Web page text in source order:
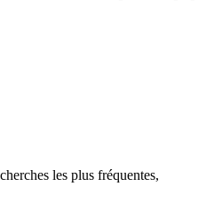
les plus fréquentes,